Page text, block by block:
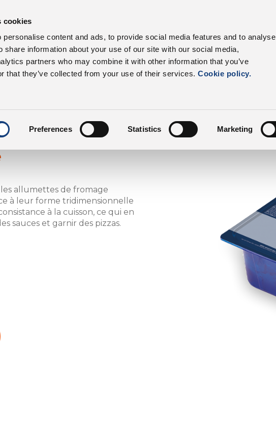
cookies
personalise content and ads, to provide social media features and to analyse
share information about your use of our site with our social media,
partners who may combine it with other information that you’ve
that they’ve collected from your use of their services. Cookie policy.
Preferences Statistics Marketing
DalterFood Nos produits
allumettes de fromage
à leur forme tridimensionnelle
à la cuisson, ce qui en
sauces et garnir des pizzas.